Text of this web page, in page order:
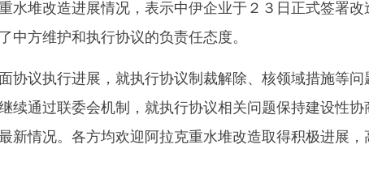
堆改造进展情况，表示中伊企业于２３日正式签署改
中方维护和执行协议的负责任态度。
议执行进展，就执行协议制裁解除、核领域措施等问
续通过联委会机制，就执行协议相关问题保持建设性协
新情况。各方均欢迎阿拉克重水堆改造取得积极进展，